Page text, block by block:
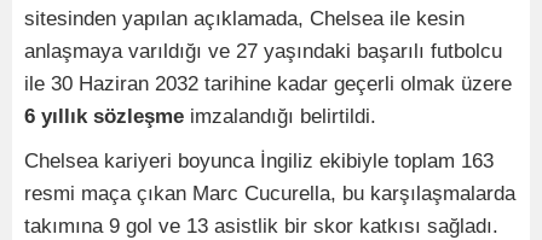
sitesinden yapılan açıklamada, Chelsea ile kesin
anlaşmaya varıldığı ve 27 yaşındaki başarılı futbolcu
ile 30 Haziran 2032 tarihine kadar geçerli olmak üzere
6 yıllık sözleşme imzalandığı belirtildi.
Chelsea kariyeri boyunca İngiliz ekibiyle toplam 163
resmi maça çıkan Marc Cucurella, bu karşılaşmalarda
takımına 9 gol ve 13 asistlik bir skor katkısı sağladı.